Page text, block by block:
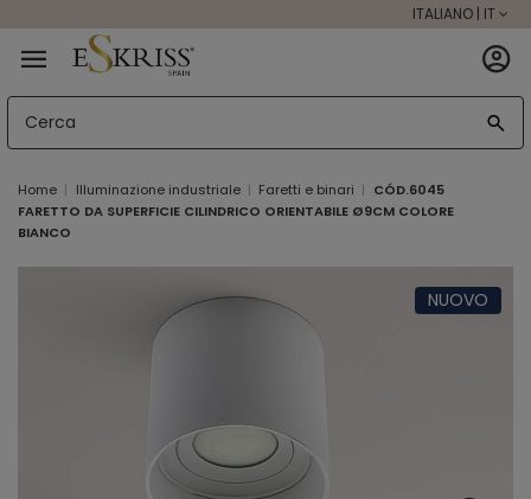
ITALIANO | IT
Home Illuminazione industriale Faretti e binari
CÓD.6045
FARETTO DA SUPERFICIE CILINDRICO ORIENTABILE Ø9CM COLORE
BIANCO
NUOVO